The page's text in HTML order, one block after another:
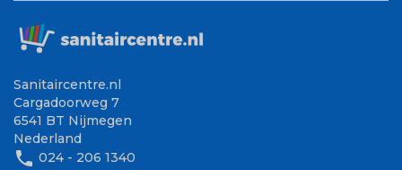
Sanitaircentre.nl
Cargadoorweg 7
6541 BT Nijmegen
Nederland
phone 024 - 206 1340